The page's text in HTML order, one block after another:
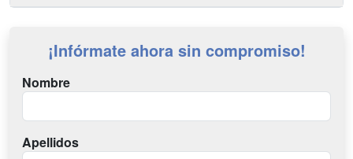
¡Infórmate ahora sin compromiso!
Nombre
Apellidos